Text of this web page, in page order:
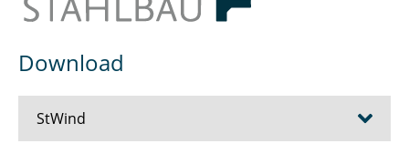
Download
StWind